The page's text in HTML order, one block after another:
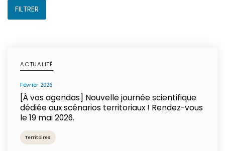
FILTRER
ACTUALITÉ
février 2026
[À vos agendas] Nouvelle journée scientifique
dédiée aux scénarios territoriaux ! Rendez-vous
le 19 mai 2026.
Territoires